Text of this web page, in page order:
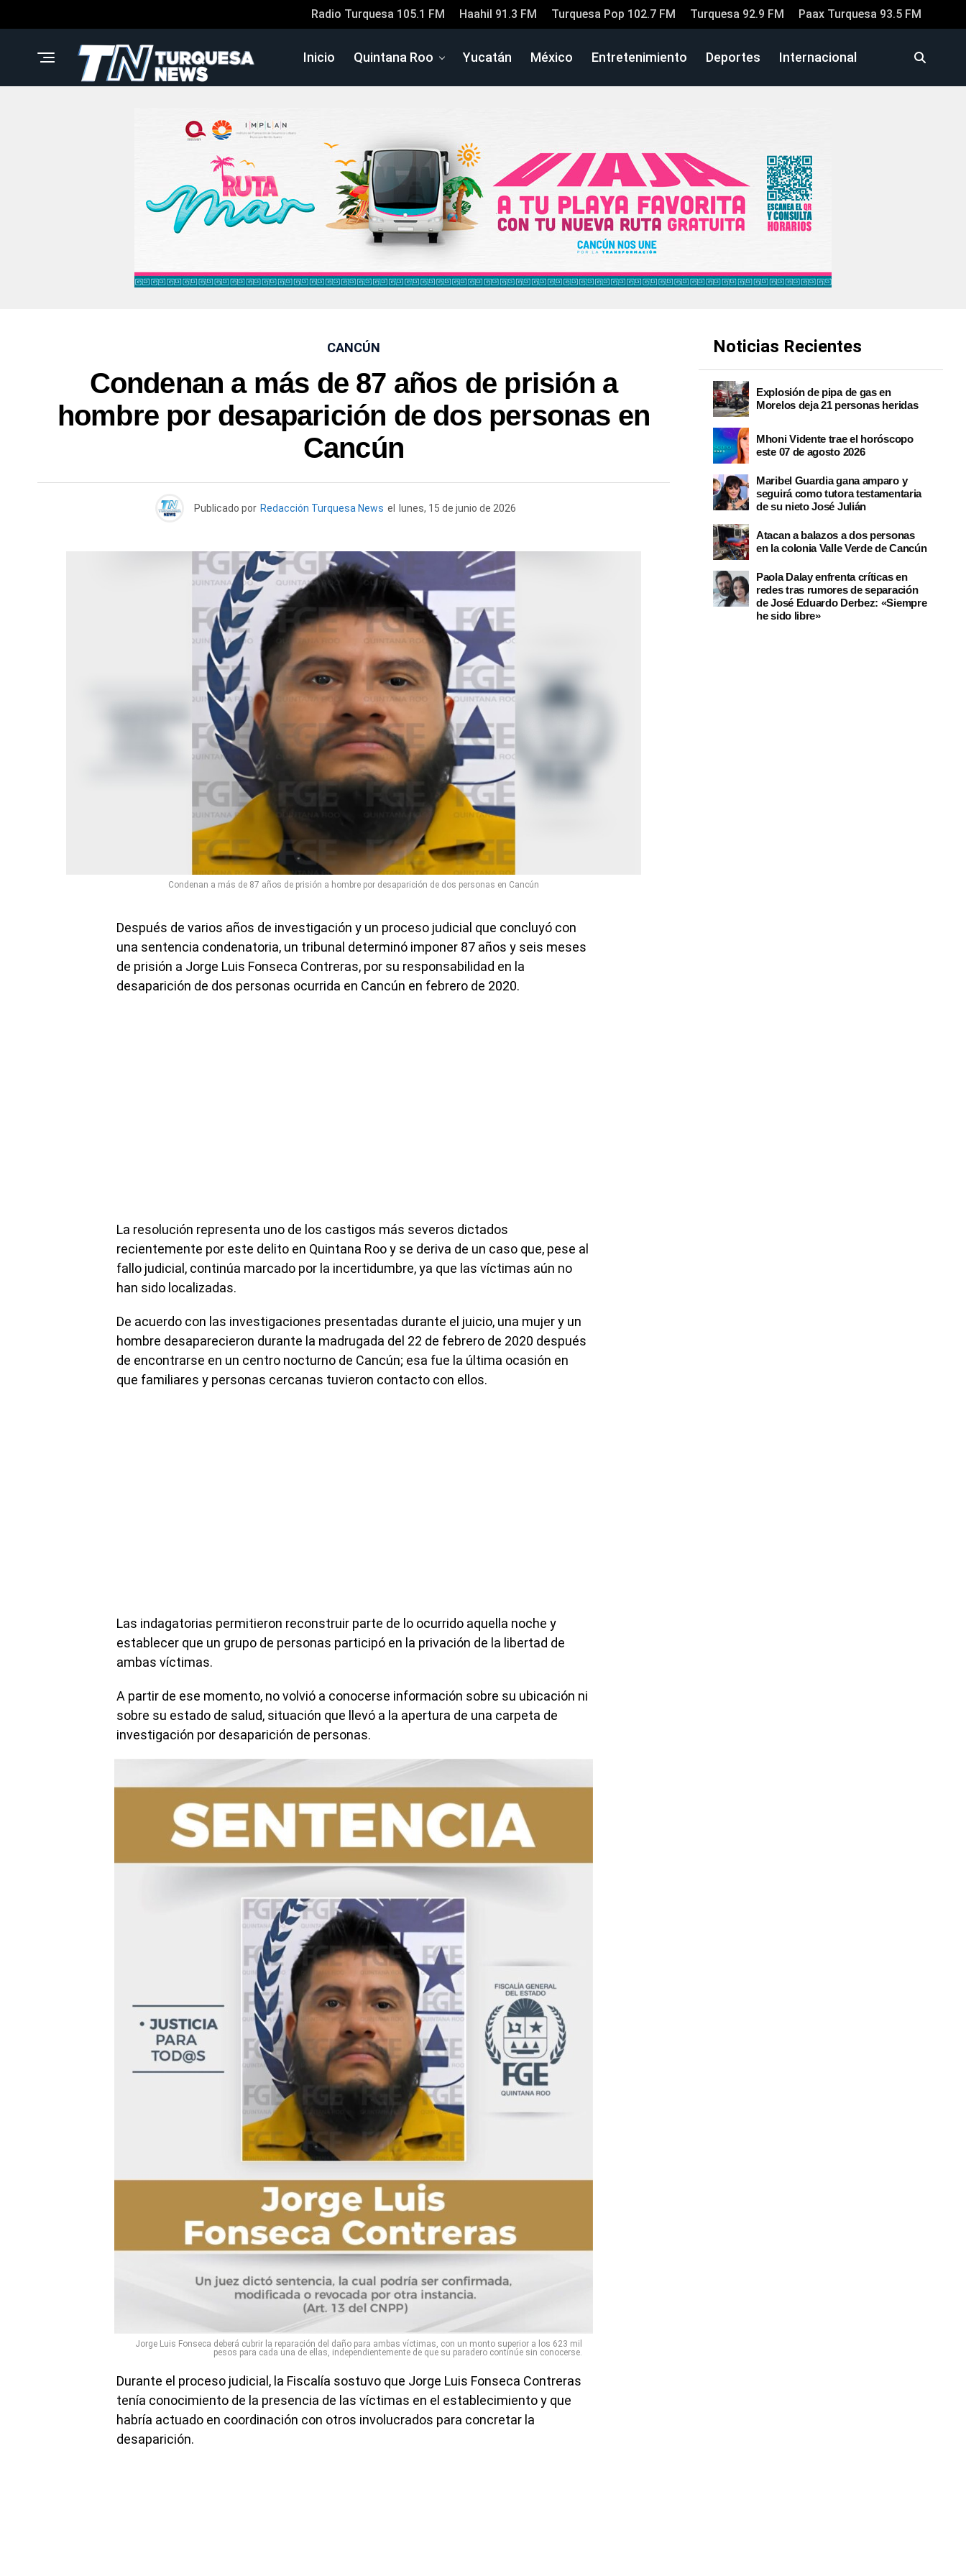
Radio Turquesa 105.1 FM Haahil 91.3 FM Turquesa Pop 102.7 FM Turquesa 92.9 FM Paax Turquesa 93.5 FM
Inicio Quintana Roo Yucatán México Entretenimiento Deportes Internacional
CANCÚN
Condenan a más de 87 años de prisión a
hombre por desaparición de dos personas en
Cancún
Publicado por Redacción Turquesa News el lunes, 15 de junio de 2026
Condenan a más de 87 años de prisión a hombre por desaparición de dos personas en Cancún
Después de varios años de investigación y un proceso judicial que concluyó con
una sentencia condenatoria, un tribunal determinó imponer 87 años y seis meses
de prisión a Jorge Luis Fonseca Contreras, por su responsabilidad en la
desaparición de dos personas ocurrida en Cancún en febrero de 2020.
La resolución representa uno de los castigos más severos dictados
recientemente por este delito en Quintana Roo y se deriva de un caso que, pese al
fallo judicial, continúa marcado por la incertidumbre, ya que las víctimas aún no
han sido localizadas.
De acuerdo con las investigaciones presentadas durante el juicio, una mujer y un
hombre desaparecieron durante la madrugada del 22 de febrero de 2020 después
de encontrarse en un centro nocturno de Cancún; esa fue la última ocasión en
que familiares y personas cercanas tuvieron contacto con ellos.
Las indagatorias permitieron reconstruir parte de lo ocurrido aquella noche y
establecer que un grupo de personas participó en la privación de la libertad de
ambas víctimas.
A partir de ese momento, no volvió a conocerse información sobre su ubicación ni
sobre su estado de salud, situación que llevó a la apertura de una carpeta de
investigación por desaparición de personas.
Jorge Luis Fonseca deberá cubrir la reparación del daño para ambas víctimas, con un monto superior a los 623 mil
pesos para cada una de ellas, independientemente de que su paradero continúe sin conocerse.
Durante el proceso judicial, la Fiscalía sostuvo que Jorge Luis Fonseca Contreras
tenía conocimiento de la presencia de las víctimas en el establecimiento y que
habría actuado en coordinación con otros involucrados para concretar la
desaparición.
Noticias Recientes
Explosión de pipa de gas en
Morelos deja 21 personas heridas
Mhoni Vidente trae el horóscopo
este 07 de agosto 2026
Maribel Guardia gana amparo y
seguirá como tutora testamentaria
de su nieto José Julián
Atacan a balazos a dos personas
en la colonia Valle Verde de Cancún
Paola Dalay enfrenta críticas en
redes tras rumores de separación
de José Eduardo Derbez: «Siempre
he sido libre»